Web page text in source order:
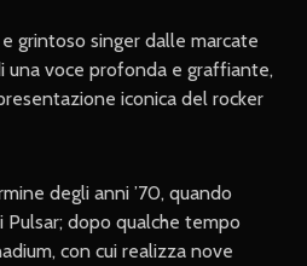
e grintoso singer dalle marcate
voce profonda e graffiante,
iconica del rocker
degli anni ’70, quando
Pulsar; dopo qualche tempo
con cui realizza nove